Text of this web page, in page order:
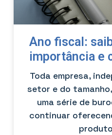
Ano fiscal:
importância e
Toda empresa,
setor e do
uma série de
continuar